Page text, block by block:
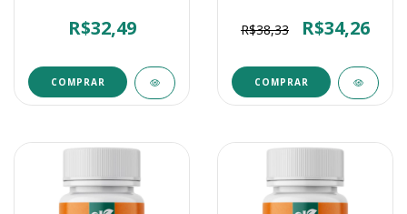
R$32,49 R$38,33 R$34,26